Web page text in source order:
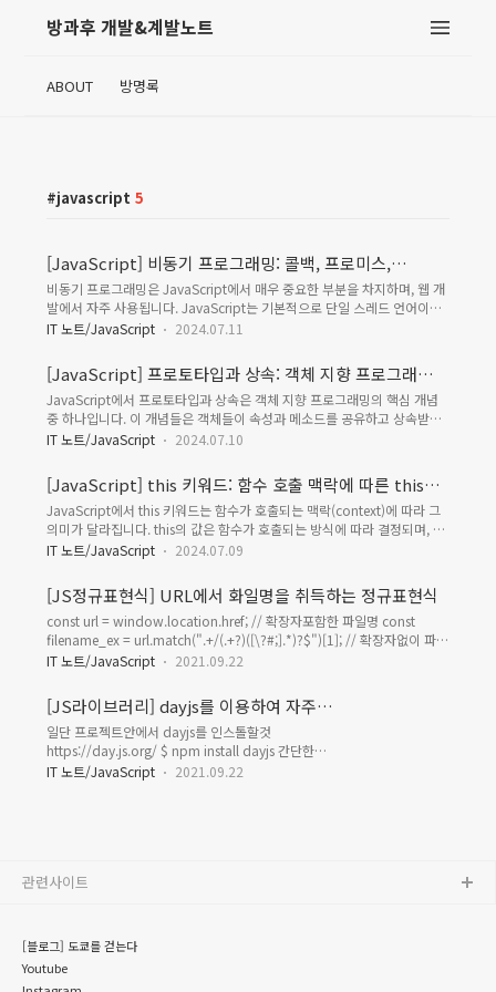
방과후 개발&계발노트
ABOUT 방명록
javascript 5
[JavaScript] 비동기 프로그래밍: 콜백, 프로미스,
async/await
비동기 프로그래밍은 JavaScript에서 매우 중요한 부분을 차지하며, 웹 개
발에서 자주 사용됩니다. JavaScript는 기본적으로 단일 스레드 언어이기
때문에, 비동기 작업을 효율적으로 처리할 수 있는 방법이 필요합니다. 이를
다.콜백 (Callback)콜백 함수는 다른 함수에 인자로 넘겨지는 함수로서, 어
떤 이벤트가 발생한 후나 특정 작업이 완료된 후에 호출됩니다. 콜백은 비동
기 프로그래밍에서 오랜 기간 사용된 패턴이지만, 너무 많이 중첩되면 코드
가 복잡해지는 “콜백 지옥”이 발생할 수 있습니다.const fs = require('fs');
// Node.js의 파일 시스템 모듈 fs.readFile('example...
IT 노트/JavaScript 2024.07.11
[JavaScript] 프로토타입과 상속: 객체 지향 프로그래밍
개념, 프로토타입 체인, 상속 방법
JavaScript에서 프로토타입과 상속은 객체 지향 프로그래밍의 핵심 개념
중 하나입니다. 이 개념들은 객체들이 속성과 메소드를 공유하고 상속받는
방법을 정의합니다. JavaScript에서는 전통적인 클래스 기반 언어와 달리,
(Prototype)JavaScript의 모든 객체는 prototype 객체를 가집니다. 이
프로토타입 객체는 다른 객체에 공유 속성(메서드 포함)을 제공하는 데 사
용됩니다. 즉, JavaScript의 상속은 프로토타입 객체를 통해 속성과 메서드
를 자식 객체에 전달하는 방식으로 이루어집니다.function
Person(name) { this.name = name;}Person.prototype.greet =
IT 노트/JavaScript 2024.07.10
[JavaScript] this 키워드: 함수 호출 맥락에 따른 this의
의미
JavaScript에서 this 키워드는 함수가 호출되는 맥락(context)에 따라 그
의미가 달라집니다. this의 값은 함수가 호출되는 방식에 따라 결정되며, 다
양한 시나리오에서 다르게 작동합니다.1. 전역 컨텍스트에서의 this전역 실
window 객체가, Node.js에서는 global 객체가 됩니다.console.log(this
=== window); // 브라우저에서는 true2. 함수에서의 this일반 함수에서
this의 값은 함수를 호출하는 방식에 따라 결정됩니다.일반 함수 호출함수
내에서 this는 전역 객체를 가리키는 경우가 일반적입니다(엄격 모드에서는
IT 노트/JavaScript 2024.07.09
[JS정규표현식] URL에서 화일명을 취득하는 정규표현식
const url = window.location.href; // 확장자포함한 파일명 const
filename_ex = url.match(".+/(.+?)([\?#;].*)?$")[1]; // 확장자없이 파일
명만 const filename = url.match(".+/(.+?)\.[a-z]+([\?#;].*)?$")[1];
IT 노트/JavaScript 2021.09.22
[JS라이브러리] dayjs를 이용하여 자주
사용하는 날짜 변환클래스 작성하기
일단 프로젝트안에서 dayjs를 인스톨할것
https://day.js.org/ $ npm install dayjs 간단한
dayjs사용법 import dayjs from 'dayjs' let
dayjsDate = dayjsDate.add(1, 'day') // 1일 추가
IT 노트/JavaScript 2021.09.22
[블로그] 도쿄를 걷는다
Youtube
관련사이트